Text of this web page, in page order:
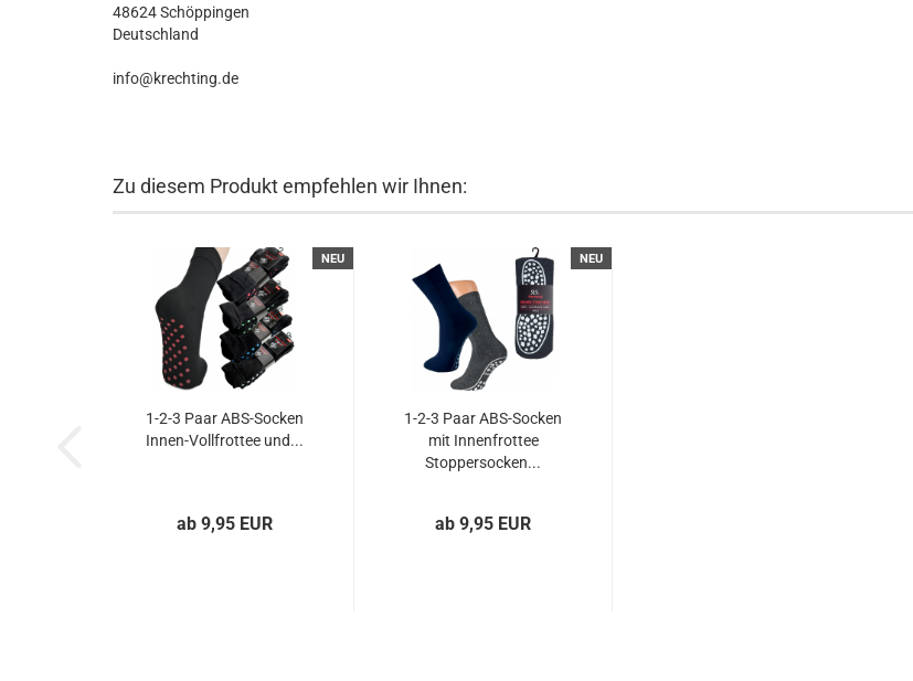
48624 Schöppingen
Deutschland
info@krechting.de
Zu diesem Produkt empfehlen wir Ihnen:
NEU
1-2-3 Paar ABS-Socken
Innen-Vollfrottee und...
ab 9,95 EUR
NEU
1-2-3 Paar ABS-Socken
mit Innenfrottee
Stoppersocken...
ab 9,95 EUR